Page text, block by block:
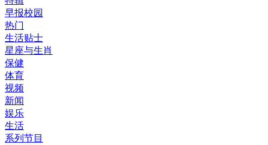
早报校园
热门
生活贴士
星座与生肖
保健
体育
视频
新闻
娱乐
生活
系列节目